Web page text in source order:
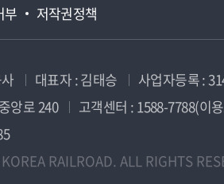
부 저작권정책
대표자 : 김태승 사업자등록 :
앙로 240
고객센터 : 1588-7788(이
RAILROAD. ALL RIGHTS